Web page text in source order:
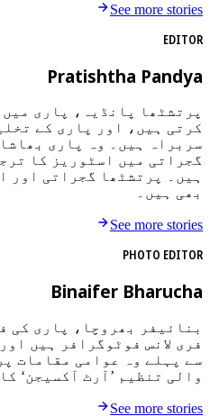
See more stories
EDITOR
Pratishtha Pandya
پرتشٹھا پانڈیہ، پاری
کرتی ہیں، اور پاری کے
سربراہ ہیں۔ وہ پاری
گجراتی میں اسٹوریز کا
ہیں۔ پرتشٹھا گجراتی اور
بھی ہیں۔
See more stories
PHOTO EDITOR
Binaifer Bharucha
بنائیفر بھروچا، پاری کی
فری لانس فوٹوگرافر ہیں
سے پہلے وہ عوامی مقامات
والی تنظیم ’آرٹ آکسیجن‘
See more stories